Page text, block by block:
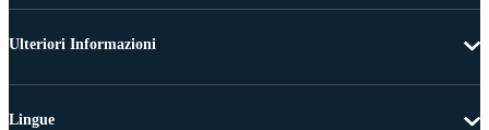
Ulteriori Informazioni
Lingue